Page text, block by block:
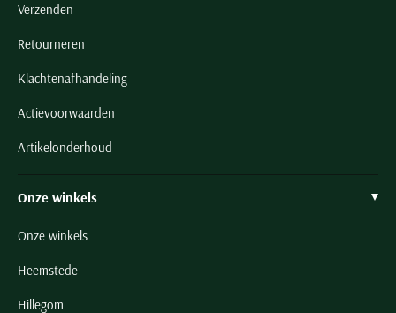
Verzenden
Retourneren
Klachtenafhandeling
Actievoorwaarden
Artikelonderhoud
Onze winkels
Onze winkels
Heemstede
Hillegom